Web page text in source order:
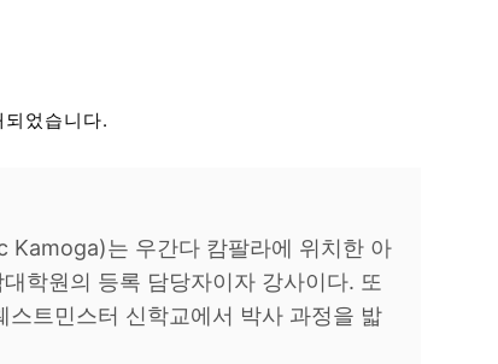
되었습니다.
Kamoga)는 우간다 캄팔라에 위치한 아
학원의 등록 담당자이자 강사이다. 또
스트민스터 신학교에서 박사 과정을 밟